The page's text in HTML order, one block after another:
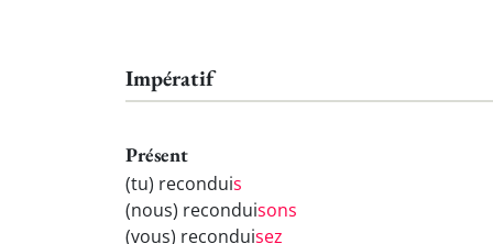
Impératif
Présent
(tu) reconduis
(nous) reconduisons
(vous) reconduisez